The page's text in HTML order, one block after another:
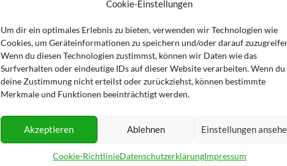
Cookie-Einstellungen
Um dir ein optimales Erlebnis zu bieten, verwenden wir Technologien wie
Cookies, um Geräteinformationen zu speichern und/oder darauf
Wenn du diesen Technologien zustimmst, können wir Daten wie das
Surfverhalten oder eindeutige IDs auf dieser Website verarbeiten. Wenn du
deine Zustimmung nicht erteilst oder zurückziehst, können bestimmte
Merkmale und Funktionen beeinträchtigt werden.
Akzeptieren Ablehnen Einstellungen
Cookie-RichtlinieDatenschutzerklärungImpressum